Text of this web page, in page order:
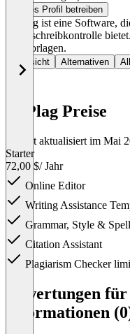
Dieses Profil betreiben
Noplag ist eine Software,
Rechtschreibkontrolle
Textvorlagen.
Übersicht Alternativen
NoPlag Preise
Zuletzt aktualisiert im Mai
Starter
72,00 $/ Jahr
Online Editor
Writing Assistance
Grammar, Style &
Citation Assistant
Plagiarism Checker
Bewertungen
Informationen